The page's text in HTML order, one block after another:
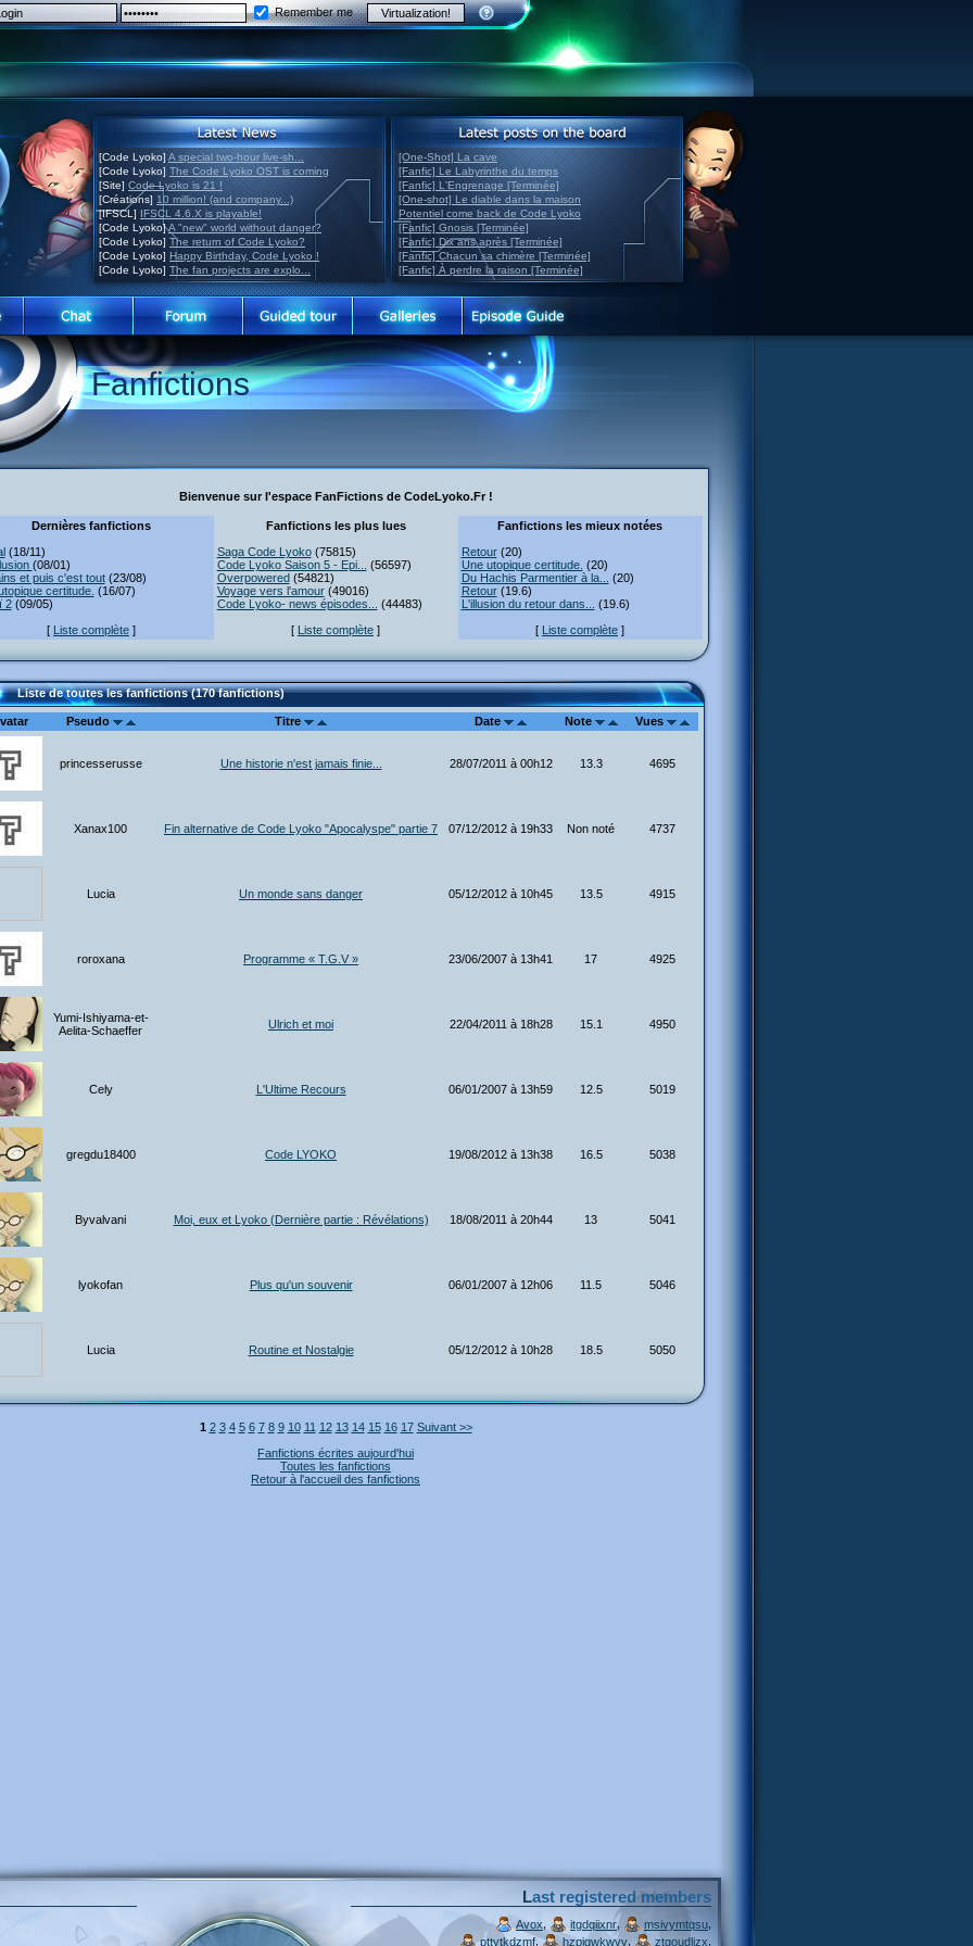
Remember me
[Code Lyoko] A special two-hour live-sh...
[Code Lyoko] The Code Lyoko OST is coming
[Site] Code Lyoko is 21 !
[Créations] 10 million! (and company...)
[IFSCL] IFSCL 4.6.X is playable!
[Code Lyoko]A "new" world without danger?
[Code Lyoko] The return of Code Lyoko?
[Code Lyoko] Happy Birthday, Code Lyoko !
[Code Lyoko] The fan projects are explo...
[One-Shot] La cave
[Fanfic] Le Labyrinthe du temps
[Fanfic] L'Engrenage [Terminée]
[One-shot] Le diable dans la maison
Potentiel come back de Code Lyoko
[Fanfic] Gnosis [Terminée]
[Fanfic] Dix ans après [Terminée]
[Fanfic] Chacun sa chimère [Terminée]
[Fanfic] À perdre la raison [Terminée]
Fanfictions
Bienvenue sur l'espace FanFictions de CodeLyoko.Fr !
Dernières fanfictions
(18/11)
(08/01)
et puis c'est tout(23/08)
certitude. (16/07)
2(09/05)
[ Liste complète ]
Fanfictions les plus lues
Saga Code Lyoko(75815)
Code Lyoko Saison 5 - Epi...
(56597)
Overpowered(54821)
Voyage vers l'amour(49016)
Code Lyoko- news épisodes...
(44483)
[ Liste complète ]
Fanfictions les mieux notées
Retour(20)
Une utopique certitude. (20)
Du Hachis Parmentier à la...
(20)
Retour(19.6)
L'illusion du retour dans...
(19.6)
[ Liste complète ]
Liste de toutes les fanfictions (170 fanfictions)
Pseudo Titre Date Note Vues
princesserusse Une historie n'est jamais finie... 28/07/2011 à 00h12 13.3 4695
Xanax100 Fin alternative de Code Lyoko "Apocalyspe" partie 7 07/12/2012 à 19h33 Non noté 4737
Lucia Un monde sans danger 05/12/2012 à 10h45 13.5 4915
roroxana Programme « T.G.V » 23/06/2007 à 13h41 17 4925
Yumi-Ishiyama-et-
Aelita-Schaeffer
Ulrich et moi 22/04/2011 à 18h28 15.1 4950
Cely L'Ultime Recours 06/01/2007 à 13h59 12.5 5019
gregdu18400 Code LYOKO 19/08/2012 à 13h38 16.5 5038
Byvalvani Moi, eux et Lyoko (Dernière partie : Révélations) 18/08/2011 à 20h44 13 5041
lyokofan Plus qu'un souvenir 06/01/2007 à 12h06 11.5 5046
Lucia Routine et Nostalgie 05/12/2012 à 10h28 18.5 5050
1 2 3 4 5 6 7 8 9 10 11 12 13 14 15 16 17 Suivant >>
Fanfictions écrites aujourd'hui
Toutes les fanfictions
Retour à l'accueil des fanfictions
Last registered members
Avox itgdqiixnr, msivymtqsu
pttytkdzmf, hzpjqwkwvv ztgoudljzx